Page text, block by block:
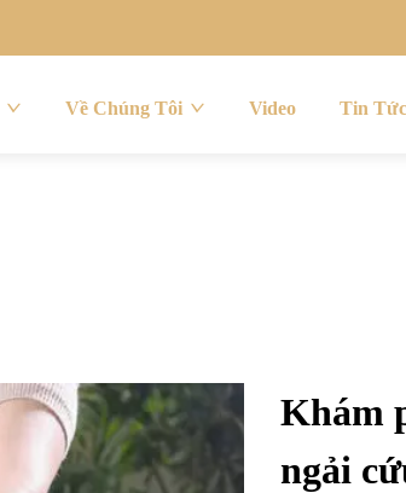
Về Chúng Tôi Video Tin Tức
Khám
ngải